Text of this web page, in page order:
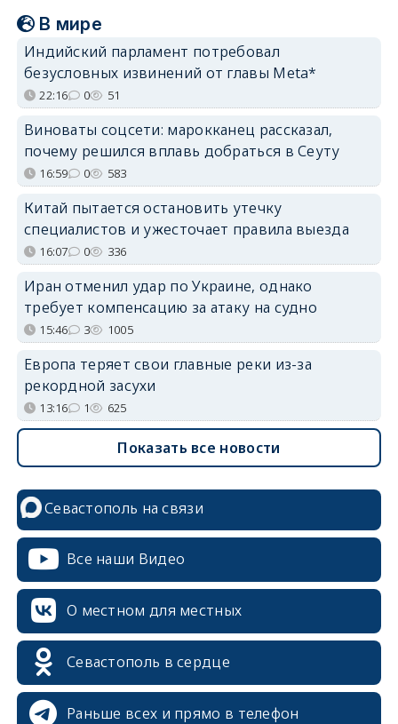
В мире
Индийский парламент потребовал
безусловных извинений от главы Meta*
22:16 0 51
Виноваты соцсети: марокканец рассказал,
почему решился вплавь добраться в Сеуту
16:59 0 583
Китай пытается остановить утечку
специалистов и ужесточает правила выезда
16:07 0 336
Иран отменил удар по Украине, однако
требует компенсацию за атаку на судно
15:46 3 1005
Европа теряет свои главные реки из-за
рекордной засухи
13:16 1 625
Показать все новости
Севастополь на связи
Все наши Видео
О местном для местных
Севастополь в сердце
Раньше всех и прямо в телефон